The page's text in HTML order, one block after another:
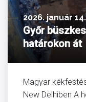
2026. január 14.
Győr
határokon át
Magyar
New Delhiben A